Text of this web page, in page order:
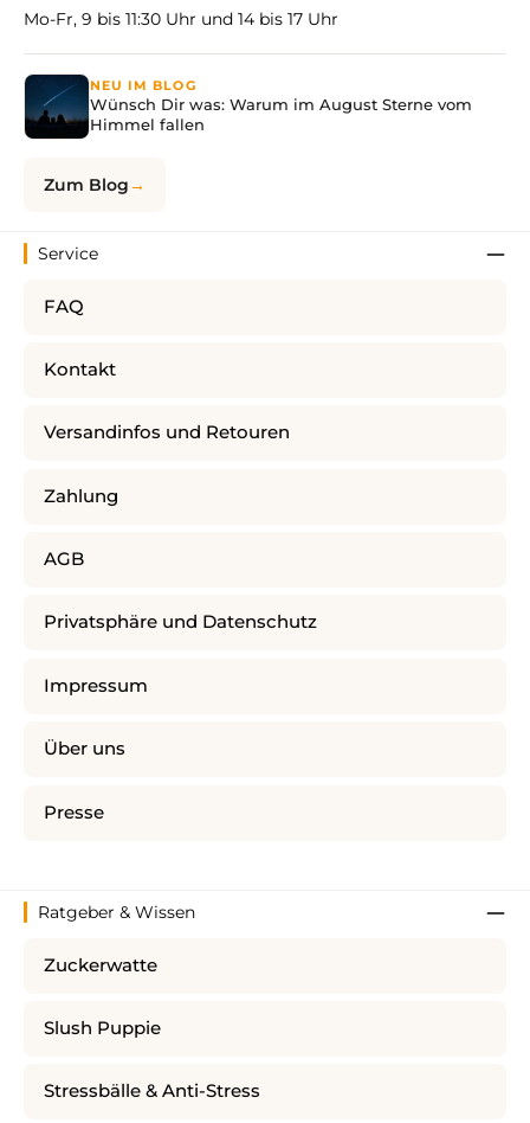
Mo-Fr, 9 bis 11:30 Uhr und 14 bis 17 Uhr
NEU IM BLOG
Wünsch Dir was: Warum im August Sterne vom
Himmel fallen
Zum Blog
Service
FAQ
Kontakt
Versandinfos und Retouren
Zahlung
AGB
Privatsphäre und Datenschutz
Impressum
Über uns
Presse
Ratgeber & Wissen
Zuckerwatte
Slush Puppie
Stressbälle & Anti-Stress